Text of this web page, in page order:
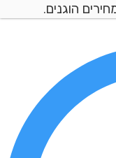
הוגנים.